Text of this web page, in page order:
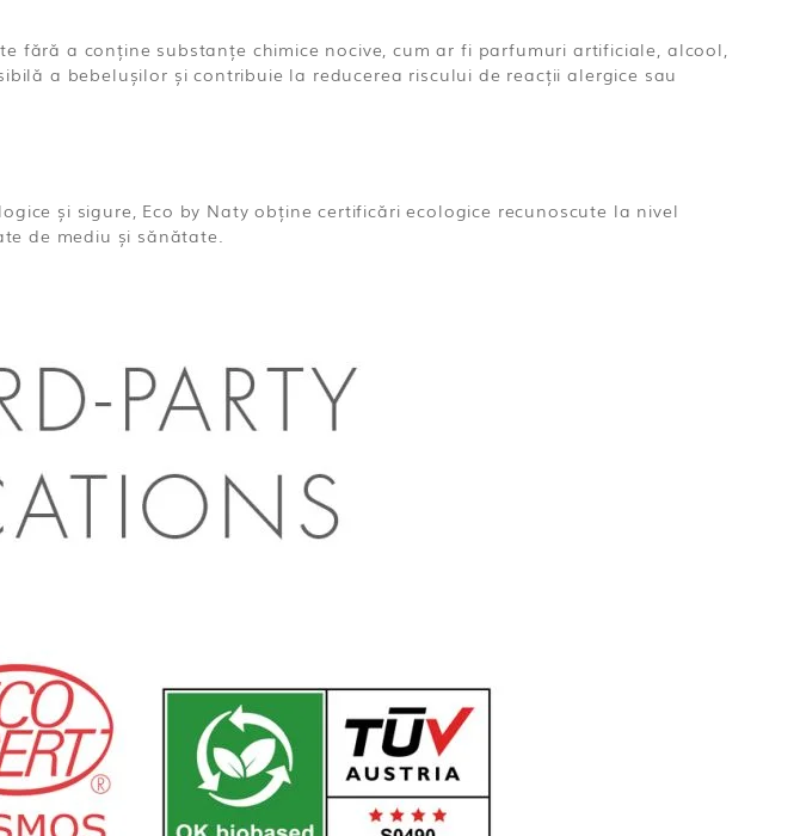
fără a conține substanțe chimice nocive, cum ar fi parfumuri artificiale, alcool,
a bebelușilor și contribuie la reducerea riscului de reacții alergice sau
și sigure, Eco by Naty obține certificări ecologice recunoscute la nivel
de mediu și sănătate.